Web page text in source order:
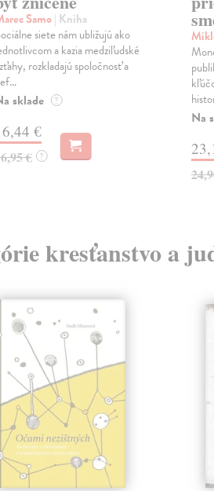
Samo| Kniha
siete nám ubližujú ako
a kazia medziľudské
rozkladajú spoločnosť a
sklade ?
€
€ ?
Na
kresťanstvo a